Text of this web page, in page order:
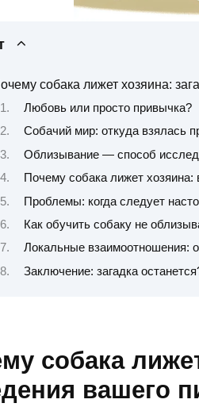
собака лижет хозяина:
Любовь или просто привычка?
Собачий мир: откуда взялась
Облизывание — способ
Почему собака лижет хозяина:
Проблемы: когда следует
Как обучить собаку не
Локальные взаимоотношения:
Заключение: загадка
собака
вашего